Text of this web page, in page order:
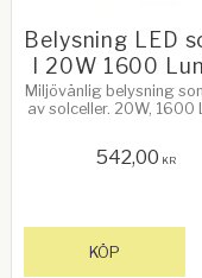
Belysning LED
l 20W 1600
Miljövänlig belysning
av solceller. 20W, 1600
542,00 KR
KÖP